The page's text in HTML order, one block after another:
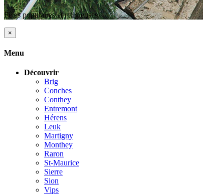
Fêtes populaires et religieuses.
×
Menu
Découvrir
Brig
Conches
Conthey
Entremont
Hérens
Leuk
Martigny
Monthey
Raron
St-Maurice
Sierre
Sion
Vips